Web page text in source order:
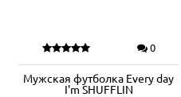
0
Мужская футболка Every day
I'm SHUFFLIN